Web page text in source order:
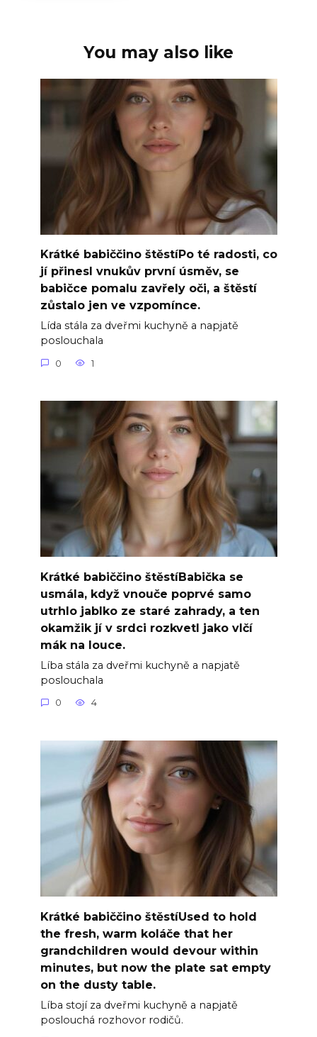
You may also like
Krátké babiččino štěstíPo té radosti, co
jí přinesl vnukův první úsměv, se
babičce pomalu zavřely oči, a štěstí
zůstalo jen ve vzpomínce.
Lída stála za dveřmi kuchyně a napjatě
poslouchala
0 1
Krátké babiččino štěstíBabička se
usmála, když vnouče poprvé samo
utrhlo jablko ze staré zahrady, a ten
okamžik jí v srdci rozkvetl jako vlčí
mák na louce.
Líba stála za dveřmi kuchyně a napjatě
poslouchala
0 4
Krátké babiččino štěstíUsed to hold
the fresh, warm koláče that her
grandchildren would devour within
minutes, but now the plate sat empty
on the dusty table.
Líba stojí za dveřmi kuchyně a napjatě
poslouchá rozhovor rodičů.